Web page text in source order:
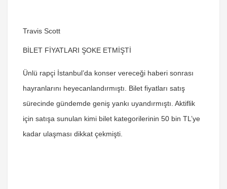
Travis Scott
BİLET FİYATLARI ŞOKE ETMİŞTİ
Ünlü rapçi İstanbul’da konser vereceği haberi sonrası
hayranlarını heyecanlandırmıştı. Bilet fiyatları satış
sürecinde gündemde geniş yankı uyandırmıştı. Aktiflik
için satışa sunulan kimi bilet kategorilerinin 50 bin TL’ye
kadar ulaşması dikkat çekmişti.